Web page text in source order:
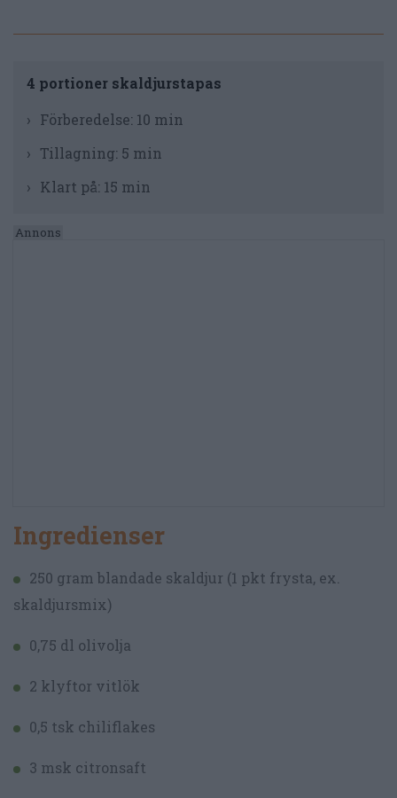
4 portioner skaldjurstapas
Förberedelse: 10 min
Tillagning: 5 min
Klart på: 15 min
Ingredienser
250 gram blandade skaldjur (1 pkt frysta, ex.
skaldjursmix)
0,75 dl olivolja
2 klyftor vitlök
0,5 tsk chiliflakes
3 msk citronsaft